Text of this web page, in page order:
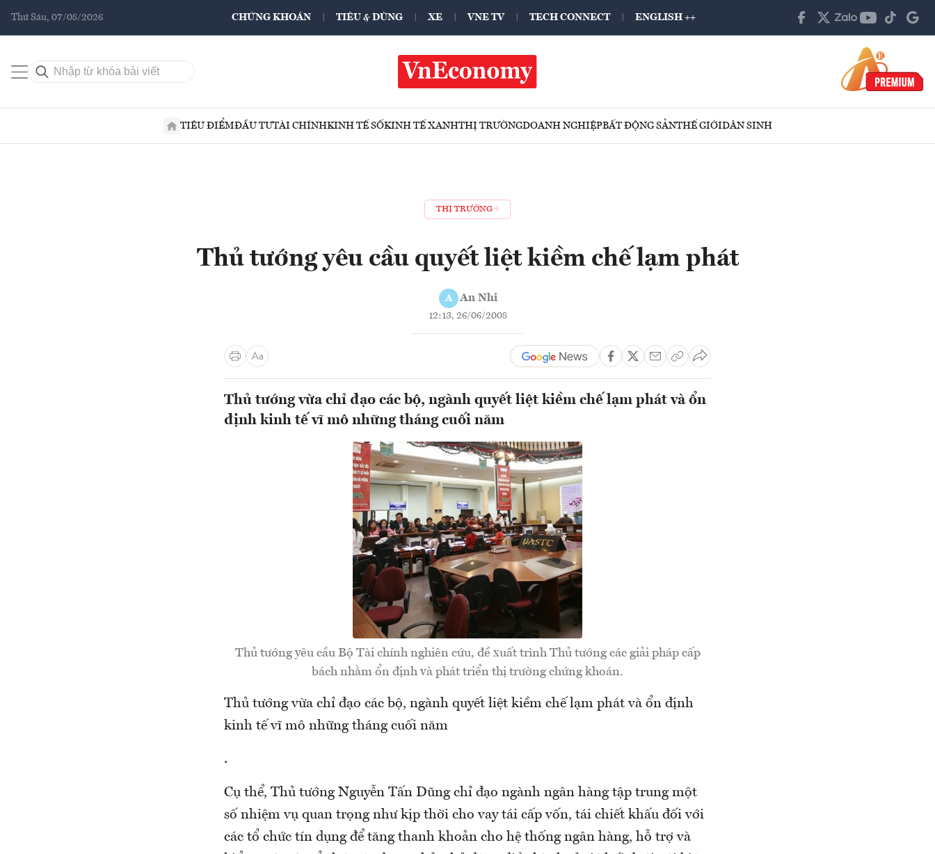
Thứ Sáu, 07/08/2026 CHỨNG KHOÁN TIÊU & DÙNG XE VNE TV TECH CONNECT ENGLISH ++
TIÊU ĐIỂMĐẦU TƯTÀI CHÍNHKINH TẾ SỐKINH TẾ XANHTHỊ TRƯỜNGDOANH NGHIỆPBẤT ĐỘNG SẢNTHẾ GIỚIDÂN SINH
THỊ TRƯỜNG
Thủ tướng yêu cầu quyết liệt kiềm chế lạm phát
A An Nhi
12:13, 26/06/2008
Thủ tướng vừa chỉ đạo các bộ, ngành quyết liệt kiềm chế lạm phát và ổn
định kinh tế vĩ mô những tháng cuối năm
Thủ tướng yêu cầu Bộ Tài chính nghiên cứu, đề xuất trình Thủ tướng các giải pháp cấp
bách nhằm ổn định và phát triển thị trường chứng khoán.
Thủ tướng vừa chỉ đạo các bộ, ngành quyết liệt kiềm chế lạm phát và ổn định
kinh tế vĩ mô những tháng cuối năm
.
Cụ thể, Thủ tướng Nguyễn Tấn Dũng chỉ đạo ngành ngân hàng tập trung một
số nhiệm vụ quan trọng như kịp thời cho vay tái cấp vốn, tái chiết khấu đối với
các tổ chức tín dụng để tăng thanh khoản cho hệ thống ngân hàng, hỗ trợ và